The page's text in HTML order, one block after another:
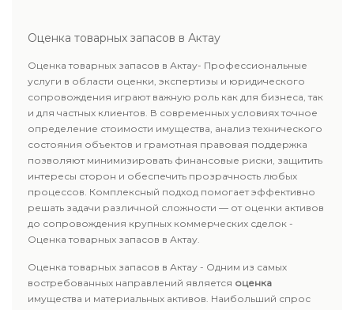
Оценка товарных запасов в Актау
Оценка товарных запасов в Актау- Профессиональные
услуги в области оценки, экспертизы и юридического
сопровождения играют важную роль как для бизнеса, так
и для частных клиентов. В современных условиях точное
определение стоимости имущества, анализ технического
состояния объектов и грамотная правовая поддержка
позволяют минимизировать финансовые риски, защитить
интересы сторон и обеспечить прозрачность любых
процессов. Комплексный подход помогает эффективно
решать задачи различной сложности — от оценки активов
до сопровождения крупных коммерческих сделок -
Оценка товарных запасов в Актау.
Оценка товарных запасов в Актау - Одним из самых
востребованных направлений является оценка
имущества и материальных активов. Наибольший спрос